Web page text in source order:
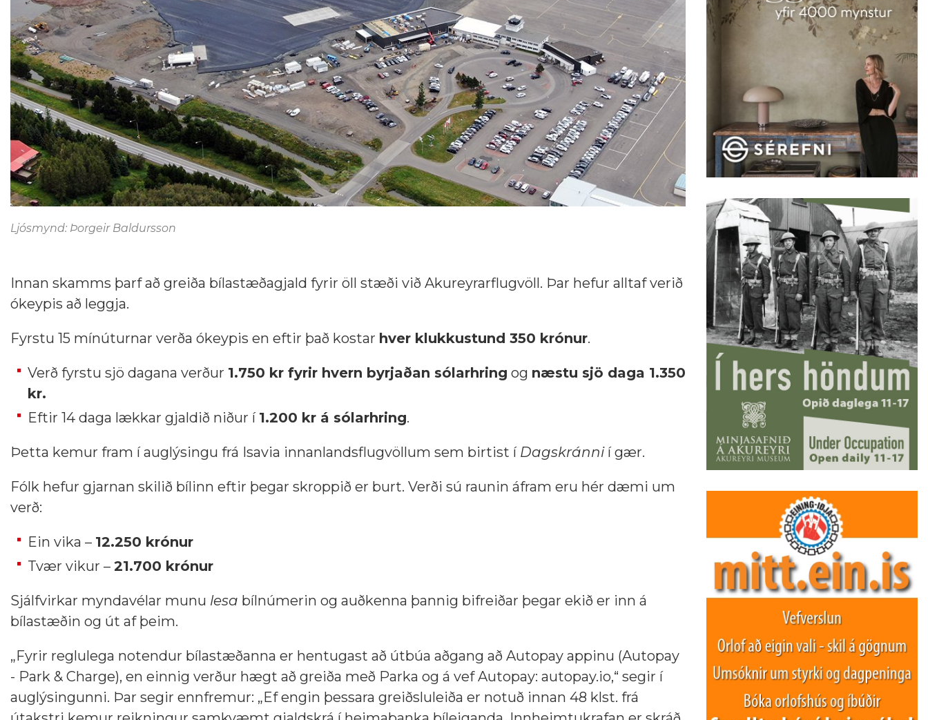
Ljósmynd: Þorgeir Baldursson
Innan skamms þarf að greiða bílastæðagjald fyrir öll stæði við Akureyrarflugvöll. Þar hefur alltaf verið
ókeypis að leggja.
Fyrstu 15 mínúturnar verða ókeypis en eftir það kostar hver klukkustund 350 krónur.
Verð fyrstu sjö dagana verður 1.750 kr fyrir hvern byrjaðan sólarhring og næstu sjö daga 1.350
kr.
Eftir 14 daga lækkar gjaldið niður í 1.200 kr á sólarhring.
Þetta kemur fram í auglýsingu frá Isavia innanlandsflugvöllum sem birtist í Dagskránnií gær.
Fólk hefur gjarnan skilið bílinn eftir þegar skroppið er burt. Verði sú raunin áfram eru hér dæmi um
verð:
Ein vika – 12.250 krónur
Tvær vikur – 21.700 krónur
Sjálfvirkar myndavélar munu lesa bílnúmerin og auðkenna þannig bifreiðar þegar ekið er inn á
bílastæðin og út af þeim.
„Fyrir reglulega notendur bílastæðanna er hentugast að útbúa aðgang að Autopay appinu (Autopay
- Park & Charge), en einnig verður hægt að greiða með Parka og á vef Autopay: autopay.io,“ segir í
auglýsingunni. Þar segir ennfremur: „Ef engin þessara greiðsluleiða er notuð innan 48 klst. frá